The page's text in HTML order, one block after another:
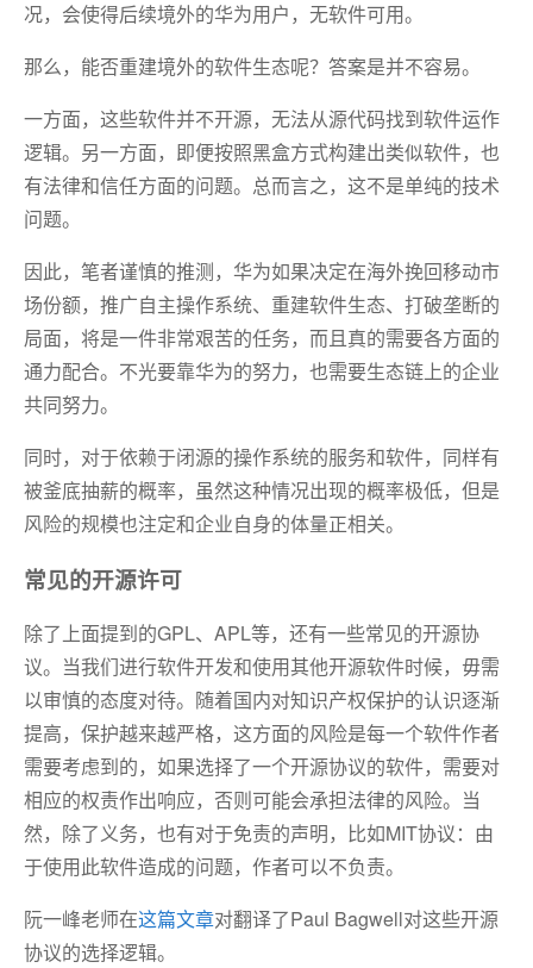
况，会使得后续境外的华为用户，无软件可用。
那么，能否重建境外的软件生态呢？答案是并不容易。
一方面，这些软件并不开源，无法从源代码找到软件运作
逻辑。另一方面，即便按照黑盒方式构建出类似软件，也
有法律和信任方面的问题。总而言之，这不是单纯的技术
问题。
因此，笔者谨慎的推测，华为如果决定在海外挽回移动市
场份额，推广自主操作系统、重建软件生态、打破垄断的
局面，将是一件非常艰苦的任务，而且真的需要各方面的
通力配合。不光要靠华为的努力，也需要生态链上的企业
共同努力。
同时，对于依赖于闭源的操作系统的服务和软件，同样有
被釜底抽薪的概率，虽然这种情况出现的概率极低，但是
风险的规模也注定和企业自身的体量正相关。
常见的开源许可
除了上面提到的GPL、APL等，还有一些常见的开源协
议。当我们进行软件开发和使用其他开源软件时候，毋需
以审慎的态度对待。随着国内对知识产权保护的认识逐渐
提高，保护越来越严格，这方面的风险是每一个软件作者
需要考虑到的，如果选择了一个开源协议的软件，需要对
相应的权责作出响应，否则可能会承担法律的风险。当
然，除了义务，也有对于免责的声明，比如MIT协议：由
于使用此软件造成的问题，作者可以不负责。
阮一峰老师在这篇文章对翻译了Paul Bagwell对这些开源
协议的选择逻辑。